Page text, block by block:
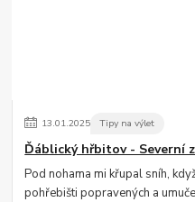
13.01.2025 Tipy na výlet
Ďáblický hřbitov - Severní
Pod nohama mi křupal sníh,
pohřebišti popravených a